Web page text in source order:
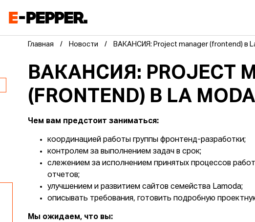
Главная Новости ВАКАНСИЯ: Project manager (frontend) в
ВАКАНСИЯ: PROJECT
(FRONTEND) В LA MODA
Чем вам предстоит заниматься:
координацией работы группы фронтенд-разработки;
контролем за выполнением задач в срок;
слежением за исполнением принятых процессов
отчетов;
улучшением и развитием сайтов семейства Lamoda;
описывать требования, готовить подробную
Мы ожидаем, что вы: